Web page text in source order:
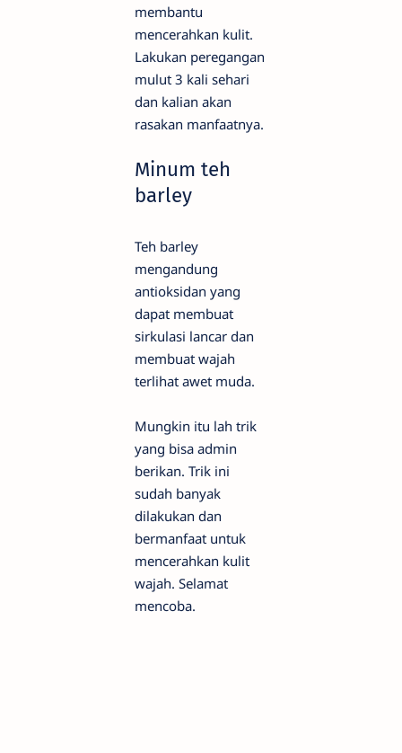
membantu
mencerahkan kulit.
Lakukan peregangan
mulut 3 kali sehari
dan kalian akan
rasakan manfaatnya.
Minum teh
barley
Teh barley
mengandung
antioksidan yang
dapat membuat
sirkulasi lancar dan
membuat wajah
terlihat awet muda.
Mungkin itu lah trik
yang bisa admin
berikan. Trik ini
sudah banyak
dilakukan dan
bermanfaat untuk
mencerahkan kulit
wajah. Selamat
mencoba.